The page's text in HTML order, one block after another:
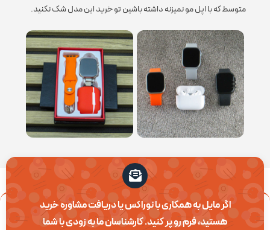
حس‌گرها گام شمار
مناسب برای آقایان و بانوان
امکان مکالمه مستقیم ندارد
نوع قفل بند پین بند
اتصالات Bluetooth
متوسط که با اپل مو نمیزنه داشته باشین تو خرید این مدل شک نکنید.
اگر مایل به همکاری با نوراکس یا دریافت مشاوره خرید
هستید، فرم رو پر کنید. کارشناسان ما به زودی با شما